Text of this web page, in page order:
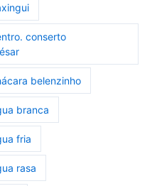
conserto
belenzinho
branca
fria
rasa